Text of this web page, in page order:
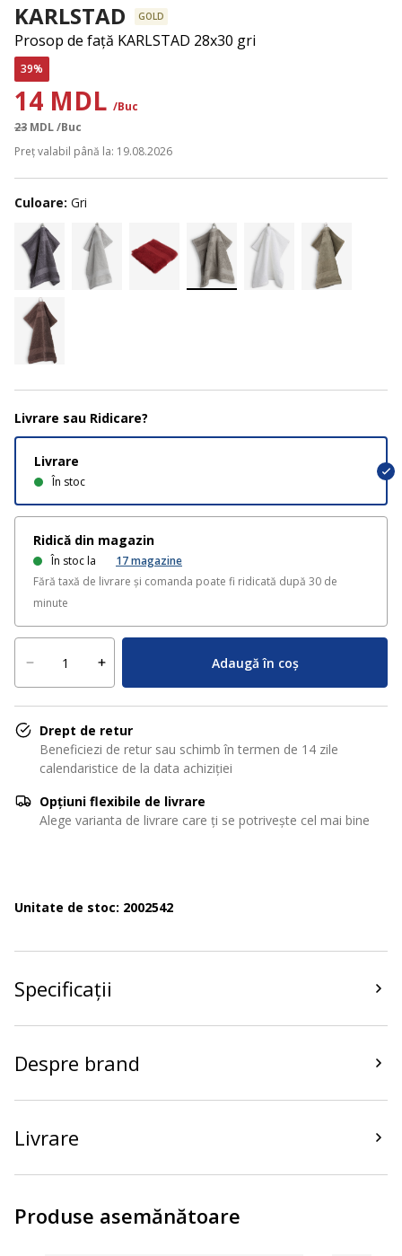
KARLSTAD GOLD
Prosop de față KARLSTAD 28x30 gri
39%
14 MDL /Buc
23 MDL/Buc
Preț valabil până la: 19.08.2026
Culoare: Gri
Livrare sau Ridicare?
Livrare
În stoc
Ridică din magazin
În stoc la 17magazine
Fără taxă de livrare și comanda poate fi ridicată după 30 de
minute
Adaugă în coș
Drept de retur
Beneficiezi de retur sau schimb în termen de 14 zile
calendaristice de la data achiziției
Opțiuni flexibile de livrare
Alege varianta de livrare care ți se potrivește cel mai bine
Unitate de stoc: 2002542
Specificații
Despre brand
Livrare
Produse asemănătoare